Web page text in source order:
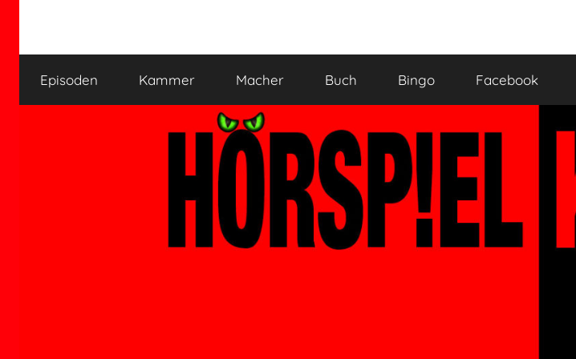
springen
HÖRSPIELKAMMER
verjährt
nicht!
Episoden Kammer Macher Buch Bingo Facebook